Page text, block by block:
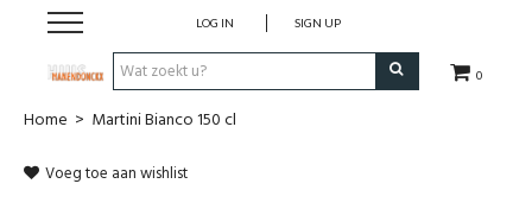
0
LOG IN SIGN UP
Wijnen
Home > Martini Bianco 150 cl
Voeg toe aan wishlist